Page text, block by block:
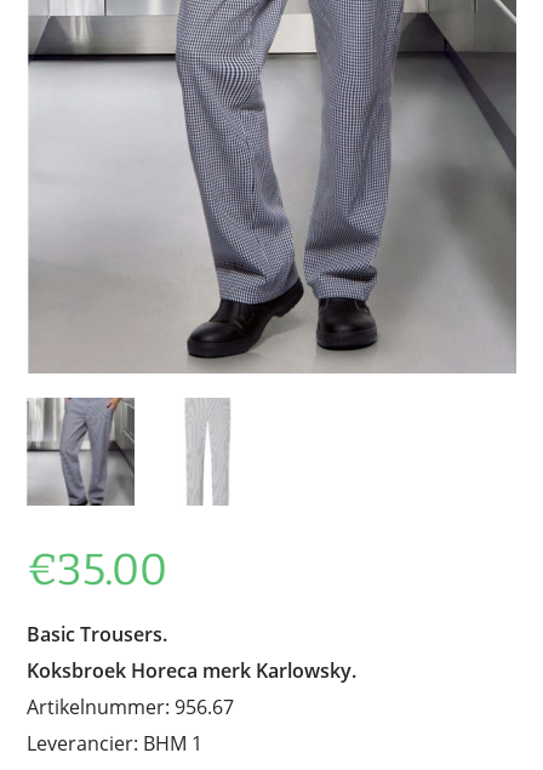
€35.00
Basic Trousers.
Koksbroek Horeca merk Karlowsky.
Artikelnummer: 956.67
Leverancier: BHM 1